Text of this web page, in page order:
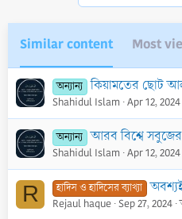
Similar content Most
অন্যান্য কিয়ামতের ছোট
Shahidul Islam Apr 12, 2024
অন্যান্য আরব বিশ্বে
Shahidul Islam Apr 12, 2024
R হাদিস ও হাদিসের ব্যাখ্যা অবশ্যই মানুষের
Rejaul haque Sep 27, 2024